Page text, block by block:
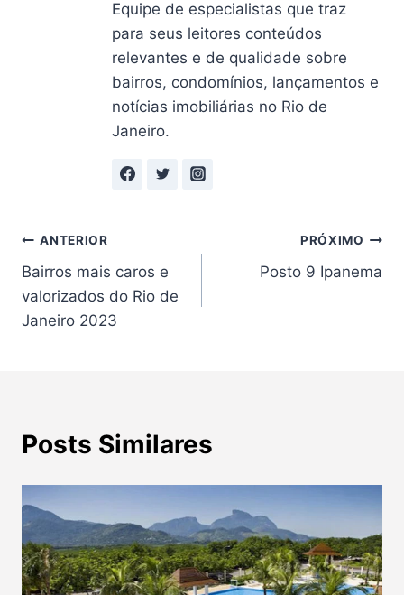
Equipe de especialistas que traz
para seus leitores conteúdos
relevantes e de qualidade sobre
bairros, condomínios, lançamentos e
notícias imobiliárias no Rio de
Janeiro.
Navegação
de
Post
ANTERIOR
Bairros mais caros e
valorizados do Rio de
Janeiro 2023
PRÓXIMO
Posto 9 Ipanema
Posts Similares